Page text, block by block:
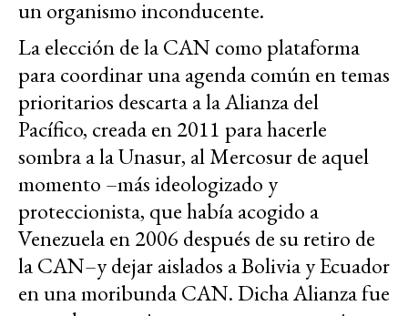
un organismo inconducente.
La elección de la CAN como plataforma
para coordinar una agenda común en temas
prioritarios descarta a la Alianza del
Pacífico, creada en 2011 para hacerle
sombra a la Unasur, al Mercosur de aquel
momento –más ideologizado y
proteccionista, que había acogido a
Venezuela en 2006 después de su retiro de
la CAN–y dejar aislados a Bolivia y Ecuador
en una moribunda CAN. Dicha Alianza fue